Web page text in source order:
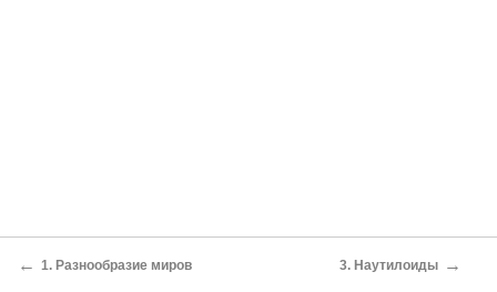
← 1. Разнообразие миров 3. Наутилоиды →